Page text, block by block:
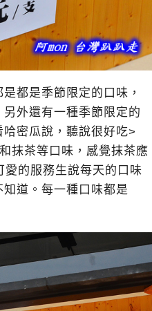
都是季節限定的口味，
外還有一種季節限定的
密瓜說，聽說很好吃>
抹茶等口味，感覺抹茶應
的服務生說每天的口味
道。每一種口味都是